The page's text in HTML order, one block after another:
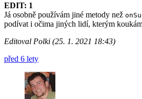
EDIT: 1
Já osobně používám jiné metody než
podívat i očima jiných lidí, kterým
Editoval Polki (25. 1. 2021 18:43)
před 6 lety